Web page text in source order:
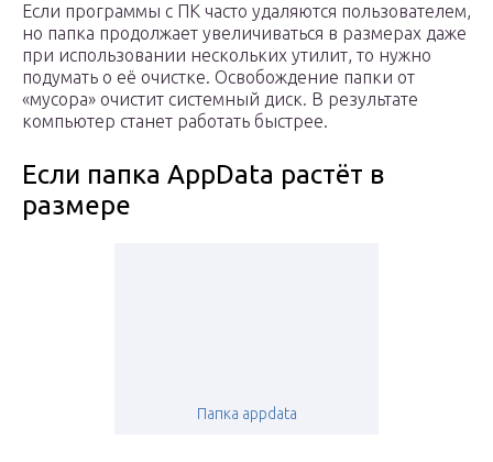
Если программы с ПК часто удаляются пользователем,
но папка продолжает увеличиваться в размерах даже
при использовании нескольких утилит, то нужно
подумать о её очистке. Освобождение папки от
«мусора» очистит системный диск. В результате
компьютер станет работать быстрее.
Если папка AppData растёт в
размере
Папка appdata